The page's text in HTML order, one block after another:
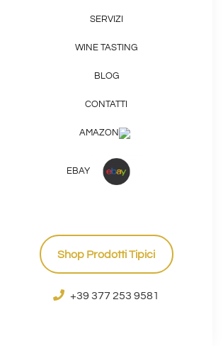
SERVIZI
WINE TASTING
BLOG
CONTATTI
AMAZON
EBAY
Shop Prodotti Tipici
+39 377 253 9581